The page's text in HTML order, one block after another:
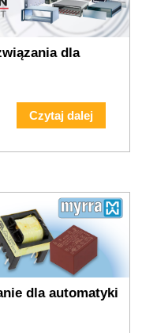
dla
Czytaj dalej
dla automatyki